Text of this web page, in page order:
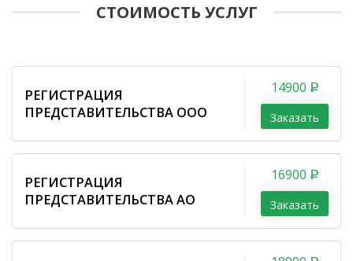
СТОИМОСТЬ УСЛУГ
РЕГИСТРАЦИЯ
ПРЕДСТАВИТЕЛЬСТВА ООО
14900
Заказать
РЕГИСТРАЦИЯ
ПРЕДСТАВИТЕЛЬСТВА АО
16900
Заказать